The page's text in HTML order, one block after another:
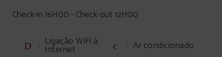
Check-in 16H00 - Check-out 12H00
Ligação WiFi à
Internet Ar condicionado